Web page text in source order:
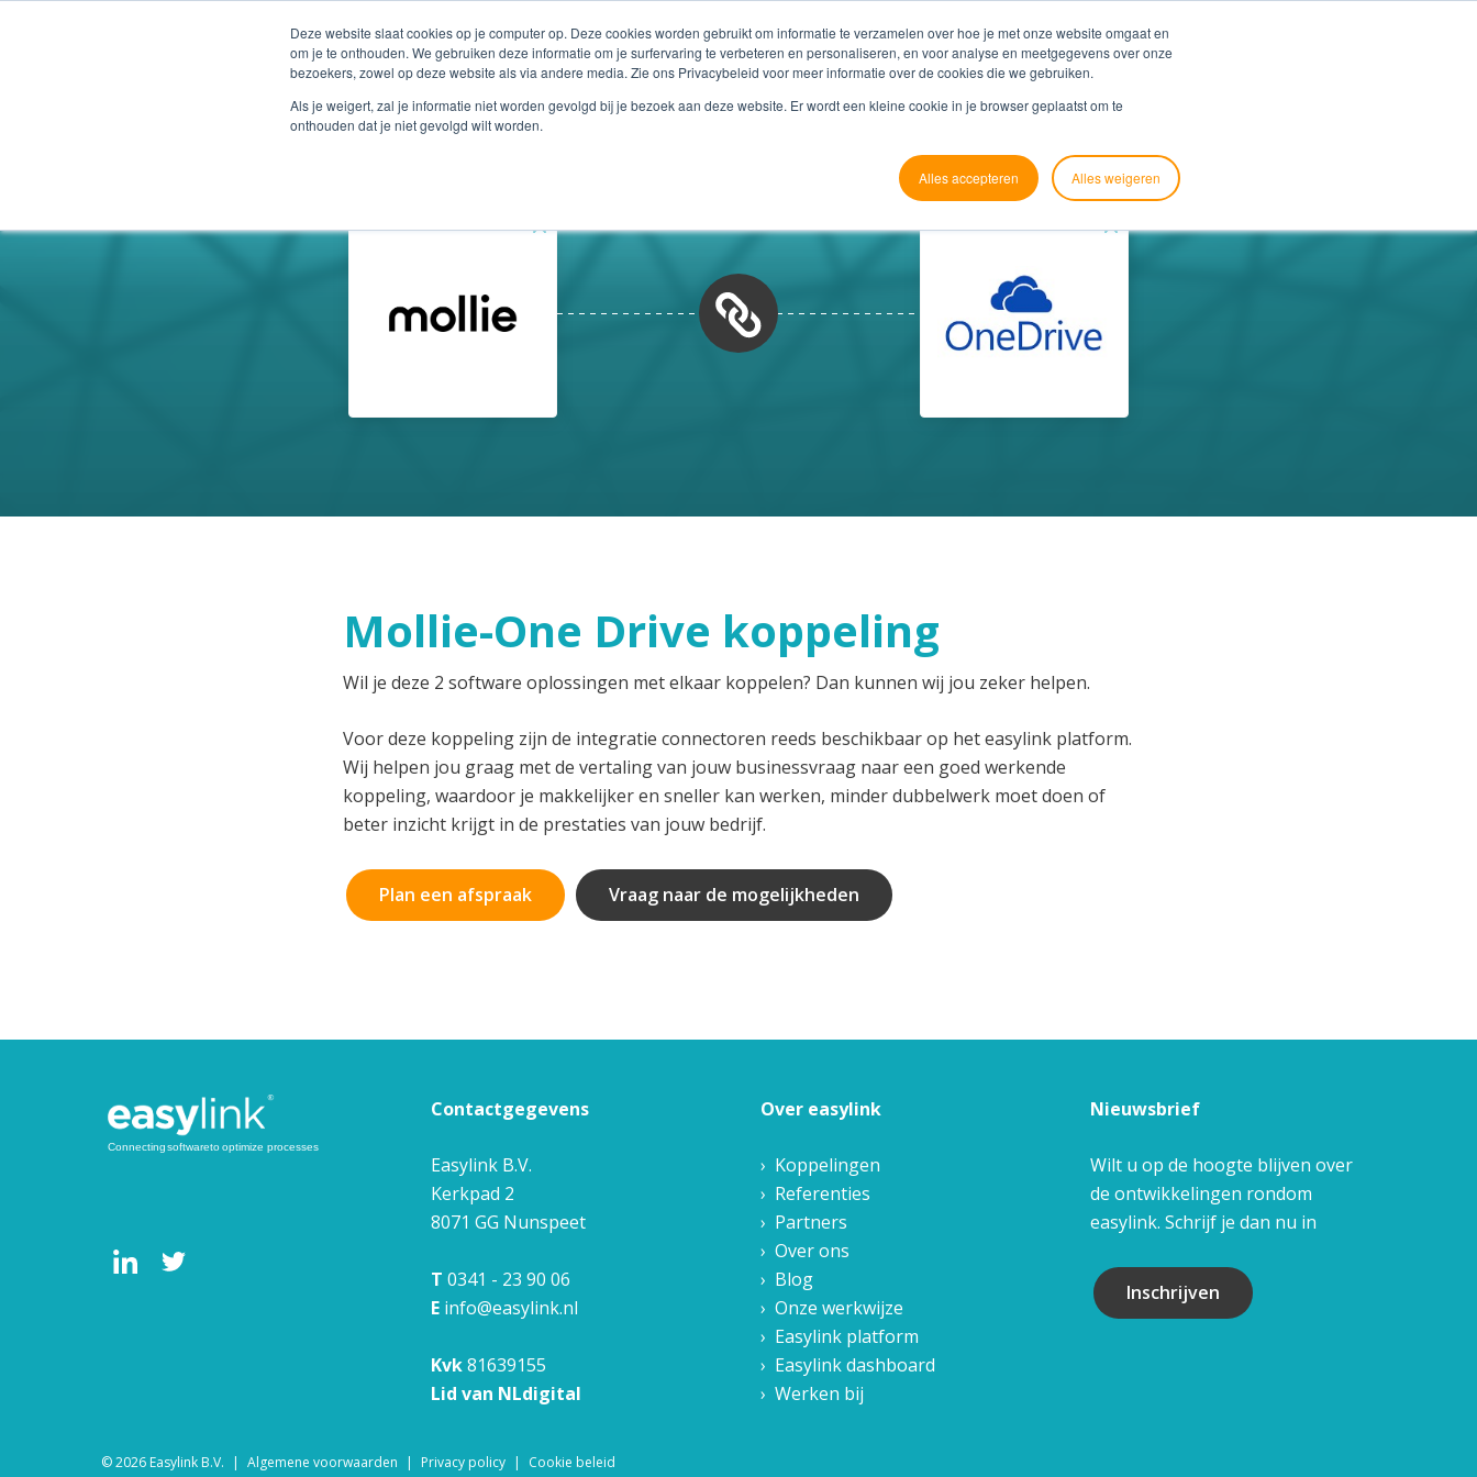
Deze website slaat cookies op je computer op. Deze cookies worden gebruikt om informatie te verzamelen over hoe je met onze website omgaat en
om je te onthouden. We gebruiken deze informatie om je surfervaring te verbeteren en personaliseren, en voor analyse en meetgegevens over onze
bezoekers, zowel op deze website als via andere media. Zie ons Privacybeleid voor meer informatie over de cookies die we gebruiken.
Als je weigert, zal je informatie niet worden gevolgd bij je bezoek aan deze website. Er wordt een kleine cookie in je browser geplaatst om te
onthouden dat je niet gevolgd wilt worden.
Alles accepteren Alles weigeren
Over ons
Mollie-One Drive koppeling
Wil je deze 2 software oplossingen met elkaar koppelen? Dan kunnen wij jou zeker helpen.
Voor deze koppeling zijn de integratie connectoren reeds beschikbaar op het easylink platform.
Wij helpen jou graag met de vertaling van jouw businessvraag naar een goed werkende
koppeling, waardoor je makkelijker en sneller kan werken, minder dubbelwerk moet doen of
beter inzicht krijgt in de prestaties van jouw bedrijf.
Plan een afspraak Vraag naar de mogelijkheden
Contactgegevens
Easylink B.V.
Kerkpad 2
8071 GG Nunspeet
T 0341 - 23 90 06
E info@easylink.nl
Kvk81639155
Lid van NLdigital
Over easylink
Koppelingen
Referenties
Partners
Over ons
Blog
Onze werkwijze
Easylink platform
Easylink dashboard
Werken bij
Nieuwsbrief
Wilt u op de hoogte blijven over
de ontwikkelingen rondom
easylink. Schrijf je dan nu in
Inschrijven
© 2026 Easylink B.V. Algemene voorwaarden Privacy policy Cookie beleid